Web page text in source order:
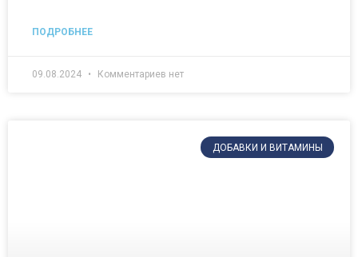
ПОДРОБНЕЕ
09.08.2024 Комментариев нет
ДОБАВКИ И ВИТАМИНЫ